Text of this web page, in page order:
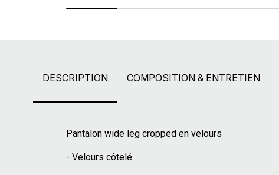
DESCRIPTION COMPOSITION & ENTRETIEN
Pantalon wide leg cropped en velours
- Velours côtelé